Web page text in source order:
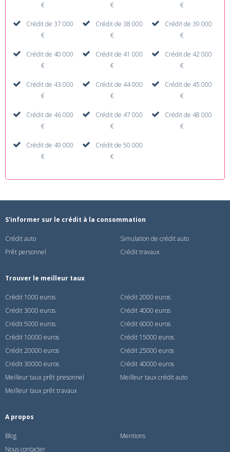
€
€
€
Crédit de 37 000
€
Crédit de 38 000
€
Crédit de 39 000
€
Crédit de 40 000
€
Crédit de 41 000
€
Crédit de 42 000
€
Crédit de 43 000
€
Crédit de 44 000
€
Crédit de 45 000
€
Crédit de 46 000
€
Crédit de 47 000
€
Crédit de 48 000
€
Crédit de 49 000
€
Crédit de 50 000
€
S'informer sur le crédit à la consommation
Crédit auto
Simulation de crédit auto
Prêt personnel
Crédit travaux
Trouver le meilleur taux
Crédit 1000 euros
Crédit 2000 euros
Crédit 3000 euros
Crédit 4000 euros
Crédit 5000 euros
Crédit 6000 euros
Crédit 10000 euros
Crédit 15000 euros
Crédit 20000 euros
Crédit 25000 euros
Crédit 30000 euros
Crédit 40000 euros
Meilleur taux prêt presonnel
Meilleur taux crédit auto
Meilleur taux prêt travaux
A propos
Blog
Mentions
Nous contacter